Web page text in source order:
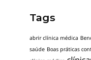
Tags
abrir clínica médica
saúde Boas práticas